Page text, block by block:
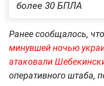
более 30 БПЛА
Ранее сообщалось, что
минувшей ночью
атаковали
оперативного штаба,